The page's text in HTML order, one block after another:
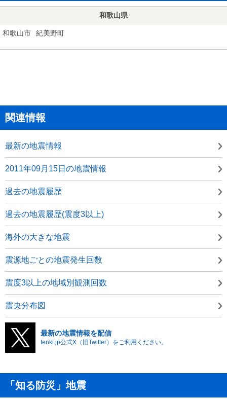
和歌山県
和歌山市 紀美野町
関連情報
最新の地震情報
2011年09月15日の地震情報
過去の地震履歴
過去の地震履歴(震度3以上)
海外の大きな地震
震源地ごとの地震発生回数
震度3以上の地域別観測回数
震央分布図
最新の地震情報を配信
tenki.jp公式X（旧Twitter）をご利用ください。
「知る防災」地震